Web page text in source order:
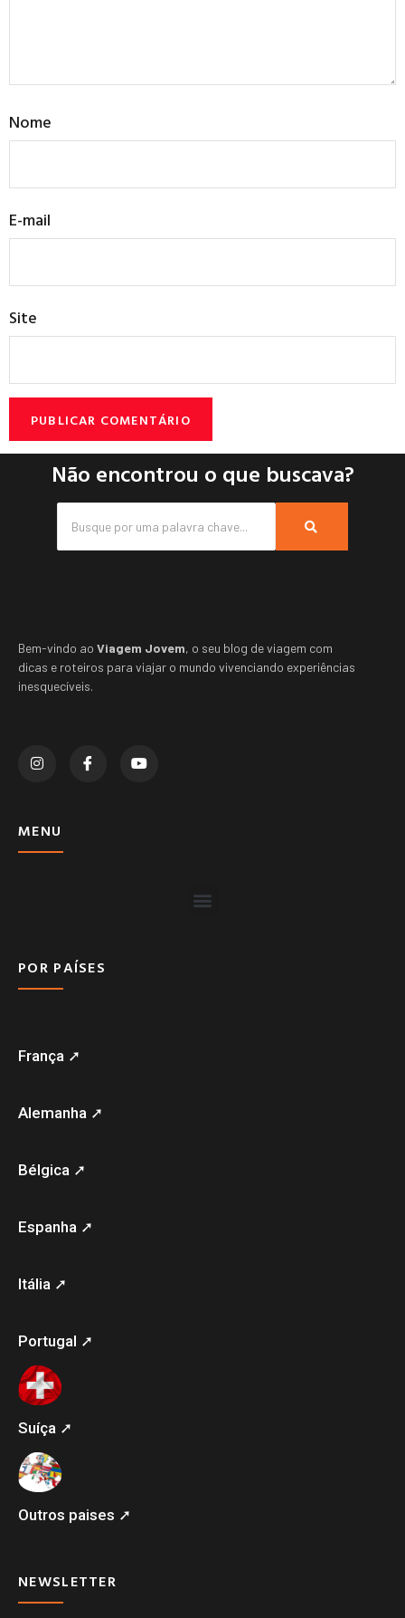
Nome
E-mail
Site
Não encontrou o que buscava?
Bem-vindo ao Viagem Jovem, o seu blog de viagem com
dicas e roteiros para viajar o mundo vivenciando experiências
inesquecíveis.
MENU
POR PAÍSES
França ➚
Alemanha ➚
Bélgica ➚
Espanha ➚
Itália ➚
Portugal ➚
Suíça ➚
Outros paises ➚
NEWSLETTER